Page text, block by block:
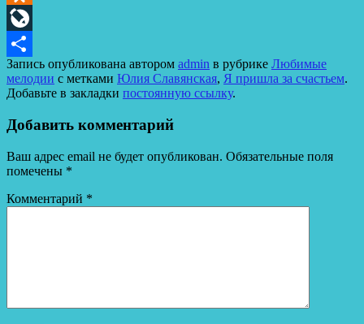
Odnoklassniki
LiveJournal
Отправить
Запись опубликована автором admin в рубрике Любимые
мелодии с метками Юлия Славянская, Я пришла за счастьем.
Добавьте в закладки постоянную ссылку.
Добавить комментарий
Ваш адрес email не будет опубликован. Обязательные поля
помечены *
Комментарий *